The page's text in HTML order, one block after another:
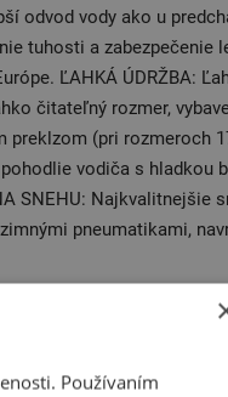
odvod vody ako u
tuhosti a zabezpečenie
ĽAHKÁ ÚDRŽBA:
čitateľný rozmer,
preklzom (pri rozmeroch
vodiča s hladkou
SNEHU: Najkvalitnejšie
pneumatikami,
1911 v továrni BF
prvú
ohlas. Roku 1950
Používaním